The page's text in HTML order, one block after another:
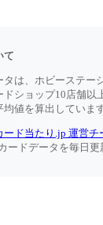
て
は、ホビーステー
ショップ10店舗以
値を算出しています
ード当たり.jp 運営チ
ードデータを毎日更